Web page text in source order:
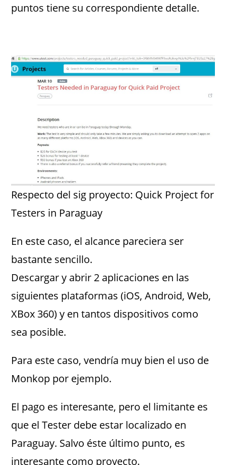
puntos tiene su correspondiente detalle.
Respecto del sig proyecto: Quick Project for
Testers in Paraguay
En este caso, el alcance pareciera ser
bastante sencillo.
Descargar y abrir 2 aplicaciones en las
siguientes plataformas (iOS, Android, Web,
XBox 360) y en tantos dispositivos como
sea posible.
Para este caso, vendría muy bien el uso de
Monkop por ejemplo.
El pago es interesante, pero el limitante es
que el Tester debe estar localizado en
Paraguay. Salvo éste último punto, es
interesante como proyecto.